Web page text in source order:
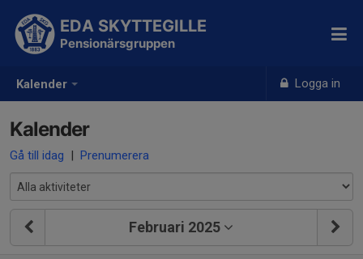
Kalender Logga in
EDA SKYTTEGILLE
Pensionärsgruppen
Kalender
Gå till idag | Prenumerera
Februari 2025